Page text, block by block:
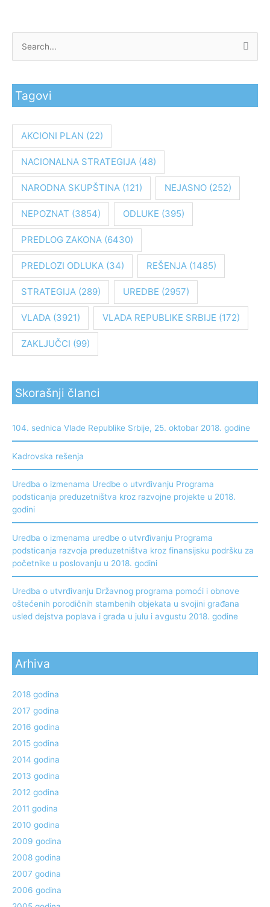
g
z
Tagovi
AKCIONI PLAN (22)
NACIONALNA STRATEGIJA(48)
NARODNA SKUPŠTINA(121) NEJASNO(252)
NEPOZNAT (3854) ODLUKE (395)
PREDLOG ZAKONA(6430)
PREDLOZI ODLUKA(34) REŠENJA(1485)
STRATEGIJA(289) UREDBE (2957)
VLADA(3921) VLADA REPUBLIKE SRBIJE (172)
ZAKLJUČCI (99)
Skorašnji članci
104. sednica Vlade Republike Srbije, 25. oktobar 2018. godine
Kadrovska rešenja
Uredba o izmenama Uredbe o utvrđivanju Programa
podsticanja preduzetništva kroz razvojne projekte u 2018.
godini
Uredba o izmenama uredbe o utvrđivanju Programa
podsticanja razvoja preduzetništva kroz finansijsku podršku za
početnike u poslovanju u 2018. godini
Uredba o utvrđivanju Državnog programa pomoći i obnove
oštećenih porodičnih stambenih objekata u svojini građana
usled dejstva poplava i grada u julu i avgustu 2018. godine
Arhiva
2018 godina
2017 godina
2016 godina
2015 godina
2014 godina
2013 godina
2012 godina
2011 godina
2010 godina
2009 godina
2008 godina
2007 godina
2006 godina